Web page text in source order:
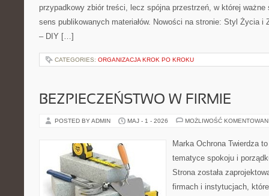
przypadkowy zbiór treści, lecz spójna przestrzeń, w której
sens publikowanych materiałów. Nowości na stronie: Styl Życia i
– DIY […]
CATEGORIES: ORGANIZACJA KROK PO KROKU
BEZPIECZEŃSTWO W FIRMIE
POSTED BY ADMIN MAJ - 1 - 2026 MOŻLIWOŚĆ
Marka Ochrona Twierdza
tematyce spokoju i
Strona została
firmach i instytucjach,